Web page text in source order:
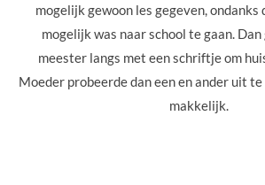
mogelijk gewoon les gegeven,
mogelijk was naar school te gaan.
meester langs met een schriftje om
Moeder probeerde dan een en ander uit
makkelijk.